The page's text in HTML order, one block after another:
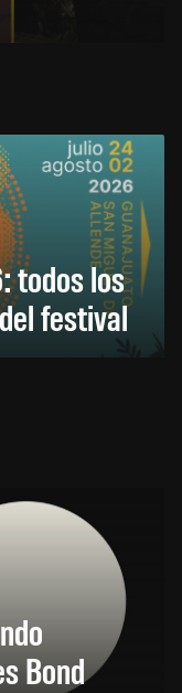
todos los
festival
Bond